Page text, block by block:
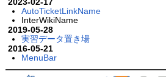
AutoTicketLinkName
InterWikiName
2019-05-28
実習データ置き場
2016-05-21
MenuBar